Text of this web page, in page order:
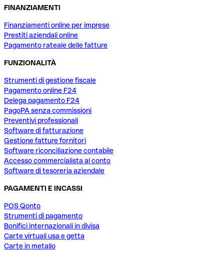
FINANZIAMENTI
Finanziamenti online per imprese
Prestiti aziendali online
Pagamento rateale delle fatture
FUNZIONALITÀ
Strumenti di gestione fiscale
Pagamento online F24
Delega pagamento F24
PagoPA senza commissioni
Preventivi professionali
Software di fatturazione
Gestione fatture fornitori
Software riconciliazione contabile
Accesso commercialista al conto
Software di tesoreria aziendale
PAGAMENTI E INCASSI
POS Qonto
Strumenti di pagamento
Bonifici internazionali in divisa
Carte virtuali usa e getta
Carte in metallo